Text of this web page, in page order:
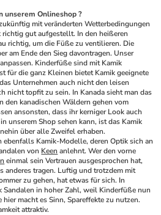
unserem Onlineshop ?
mit veränderten Wetterbedingungen
gut aufgestellt. In den heißeren
richtig, um die Füße zu ventilieren. Die
am Ende den Sieg davontragen. Unser
Kinderfüße sind mit Kamik
für die ganz Kleinen bietet Kamik geeignete
Unternehmen auch nicht den leisen
nicht topfit zu sein. In Kanada sieht man das
den kanadischen Wäldern gehen vom
ansonsten, dass ihr kerniger Look auch
unserem Shop sehen kann, ist das Kamik
über alle Zweifel erhaben.
ebenfalls Kamik-Modelle, deren Optik sich an
von Keen anlehnt. Wer den vorne
einmal sein Vertrauen ausgesprochen hat,
anderes tragen. Luftig und trotzdem mit
zu gehen, hat etwas für sich. In
Sandalen in hoher Zahl, weil Kinderfüße nun
macht es Sinn, Spareffekte zu nutzen.
attraktiv.